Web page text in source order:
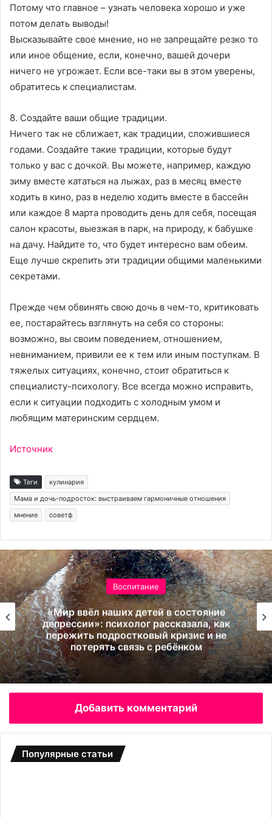
Потому что главное – узнать человека хорошо и уже
потом делать выводы!
Высказывайте свое мнение, но не запрещайте резко то
или иное общение, если, конечно, вашей дочери
ничего не угрожает. Если все-таки вы в этом уверены,
обратитесь к специалистам.
8. Создайте ваши общие традиции.
Ничего так не сближает, как традиции, сложившиеся
годами. Создайте такие традиции, которые будут
только у вас с дочкой. Вы можете, например, каждую
зиму вместе кататься на лыжах, раз в месяц вместе
ходить в кино, раз в неделю ходить вместе в бассейн
или каждое 8 марта проводить день для себя, посещая
салон красоты, выезжая в парк, на природу, к бабушке
на дачу. Найдите то, что будет интересно вам обеим.
Еще лучше скрепить эти традиции общими маленькими
секретами.
Прежде чем обвинять свою дочь в чем-то, критиковать
ее, постарайтесь взглянуть на себя со стороны:
возможно, вы своим поведением, отношением,
невниманием, привили ее к тем или иным поступкам. В
тяжелых ситуациях, конечно, стоит обратиться к
специалисту-психологу. Все всегда можно исправить,
если к ситуации подходить с холодным умом и
любящим материнским сердцем.
Источник
Теги
кулинария
Мама и дочь-подросток: выстраиваем гармоничные отношения
мнение
советф
детей в состояние
рассказала, как
кризис и не
с ребёнком
Велосипед.
Добавить комментарий
Популярные статьи